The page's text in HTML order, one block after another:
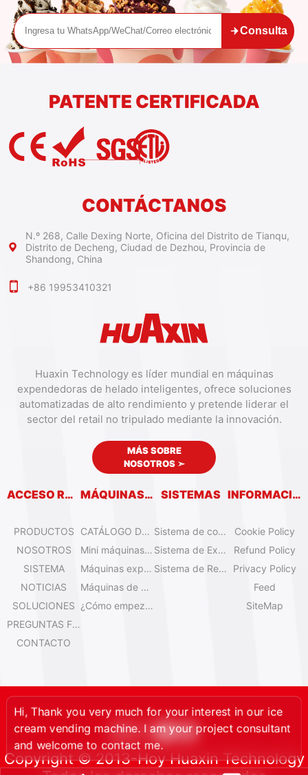
Consulta
Huaxin Technology es líder mundial en máquinas
expendedoras de helado inteligentes, ofrece soluciones
automatizadas de alto rendimiento y pretende liderar el
sector del retail no tripulado mediante la innovación.
MÁS SOBRE
NOSOTROS ➣
ACCESO RÁPIDO
PRODUCTOS
NOSOTROS
SISTEMA
NOTICIAS
SOLUCIONES
PREGUNTAS FRECUENTES
CONTACTO
MÁQUINAS EXPENDEDORAS
CATÁLOGO DE MÁQUINAS EXPENDEDORAS
Mini máquinas de helado de sobremesa
Máquinas expendedoras de helado Olala
Máquinas de helado IYogurt
¿Cómo empezar el negocio de helados automáticos?
SISTEMAS
Sistema de control remoto
Sistema de Expansión
Sistema de Refrigeración
INFORMACIÓN
Cookie Policy
Refund Policy
Privacy Policy
Feed
SiteMap
PATENTE CERTIFICADA
CONTÁCTANOS
N.º 268, Calle Dexing Norte, Oficina del Distrito de Tianqu,
Distrito de Decheng, Ciudad de Dezhou, Provincia de
Shandong, China
+86 19953410321
Copyright © 2013-Hoy Huaxin Technology
Hi, Thank you very much for your interest in our ice
cream vending machine. I am your project consultant
and welcome to contact me.